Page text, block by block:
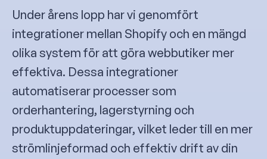
Under årens lopp har vi genomfört
integrationer mellan Shopify och en mängd
olika system för att göra webbutiker mer
effektiva. Dessa integrationer
automatiserar processer som
orderhantering, lagerstyrning och
produktuppdateringar, vilket leder till en mer
strömlinjeformad och effektiv drift av din